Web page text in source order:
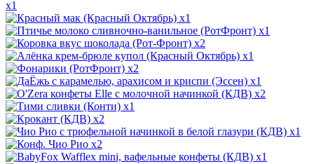
x1
x1
x1
x2
x1
x2
x1
x2
x1
x2
x1
x2
x1